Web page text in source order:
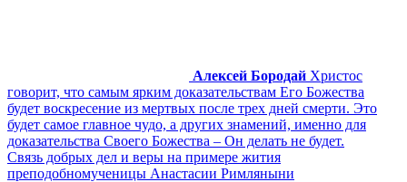
Алексей Бородай Христос
говорит, что самым ярким доказательствам Его Божества
будет воскресение из мертвых после трех дней смерти. Это
будет самое главное чудо, а других знамений, именно для
доказательства Своего Божества – Он делать не будет.
Связь добрых дел и веры на примере жития
преподобномученицы Анастасии Римляныни